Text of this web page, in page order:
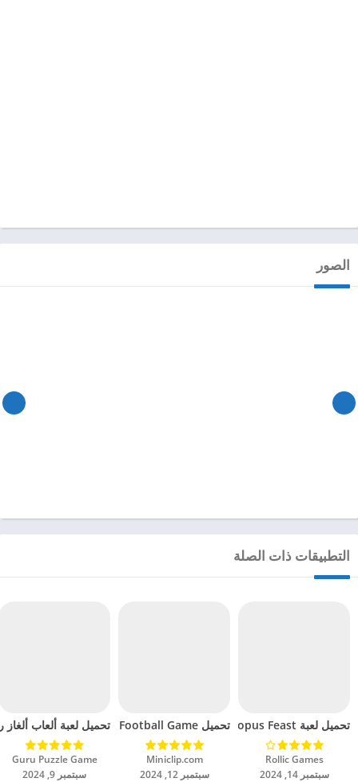
الصور
التطبيقات ذات الصلة
تحميل لعبة Octopus Feast مهكرة للاندرويد 2024
Rollic Games‏
سبتمبر 14, 2024
تحميل Soccer Hero PvP Football Game مهكرة للاندرويد 2024
Miniclip.com‏
سبتمبر 12, 2024
تحميل لعبة ألعاب ألغاز
Guru Puzzle Game‏
سبتمبر 9, 2024